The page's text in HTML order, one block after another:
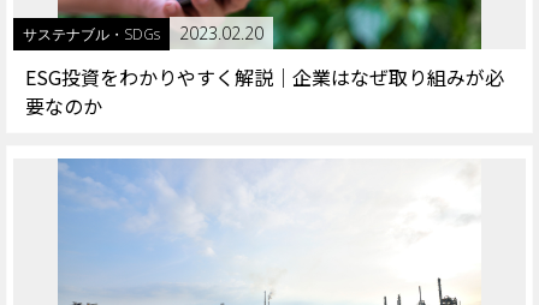
サステナブル・SDGs 2023.02.20
ESG投資をわかりやすく解説｜企業はなぜ取り組みが必
要なのか